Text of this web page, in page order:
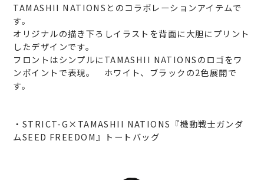
TAMASHII NATIONSとのコラボレーションアイテムで
す。
オリジナルの描き下ろしイラストを背面に大胆にプリント
したデザインです。
フロントはシンプルにTAMASHII NATIONSのロゴをワ
ンポイントで表現。 ホワイト、ブラックの2色展開で
す。
・STRICT-G×TAMASHII NATIONS『機動戦士ガンダ
ムSEED FREEDOM』トートバッグ